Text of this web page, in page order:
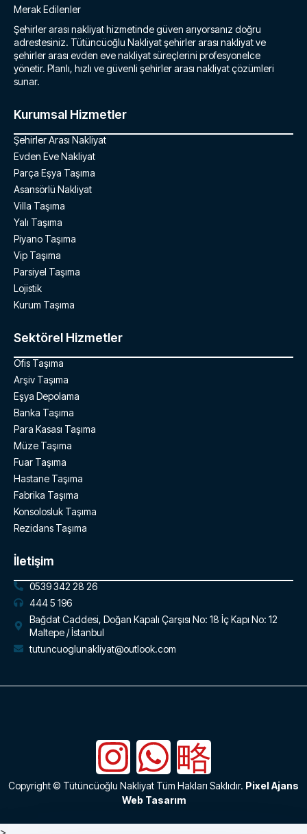
Merak Edilenler
Şehirler arası nakliyat hizmetinde güven arıyorsanız doğru
adrestesiniz. Tütüncüoğlu Nakliyat şehirler arası nakliyat ve
şehirler arası evden eve nakliyat süreçlerini profesyonelce
yönetir. Planlı, hızlı ve güvenli şehirler arası nakliyat çözümleri
sunar.
Kurumsal Hizmetler
Şehirler Arası Nakliyat
Evden Eve Nakliyat
Parça Eşya Taşıma
Asansörlü Nakliyat
Villa Taşıma
Yalı Taşıma
Piyano Taşıma
Vip Taşıma
Parsiyel Taşıma
Lojistik
Kurum Taşıma
Sektörel Hizmetler
Ofis Taşıma
Arşiv Taşıma
Eşya Depolama
Banka Taşıma
Para Kasası Taşıma
Müze Taşıma
Fuar Taşıma
Hastane Taşıma
Fabrika Taşıma
Konsolosluk Taşıma
Rezidans Taşıma
İletişim
0539 342 28 26
444 5 196
Bağdat Caddesi, Doğan Kapalı Çarşısı No: 18 İç Kapı No: 12
Maltepe / İstanbul
tutuncuoglunakliyat@outlook.com
Copyright © Tütüncüoğlu Nakliyat Tüm Hakları Saklıdır. Pixel Ajans
Web Tasarım